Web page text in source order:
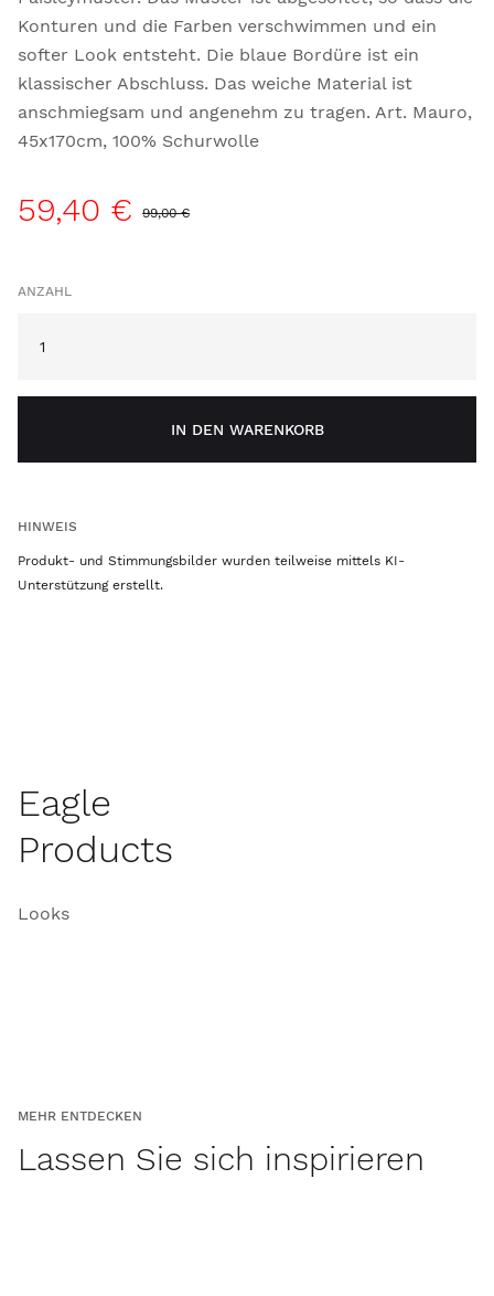
Konturen und die Farben verschwimmen und ein
softer Look entsteht. Die blaue Bordüre ist ein
klassischer Abschluss. Das weiche Material ist
anschmiegsam und angenehm zu tragen. Art. Mauro,
45x170cm, 100% Schurwolle
59,40 € 99,00 €
ANZAHL
IN DEN WARENKORB
HINWEIS
Produkt- und Stimmungsbilder wurden teilweise mittels KI-
Unterstützung erstellt.
Eagle
Products
Looks
MEHR ENTDECKEN
Lassen Sie sich inspirieren